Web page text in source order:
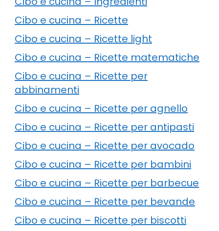
Cibo e cucina – Ricette
Cibo e cucina – Ricette light
Cibo e cucina – Ricette matematiche
Cibo e cucina – Ricette per
abbinamenti
Cibo e cucina – Ricette per agnello
Cibo e cucina – Ricette per antipasti
Cibo e cucina – Ricette per avocado
Cibo e cucina – Ricette per bambini
Cibo e cucina – Ricette per barbecue
Cibo e cucina – Ricette per bevande
Cibo e cucina – Ricette per biscotti